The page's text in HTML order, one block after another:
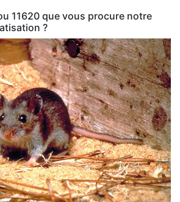
11620 que vous procure notre
?